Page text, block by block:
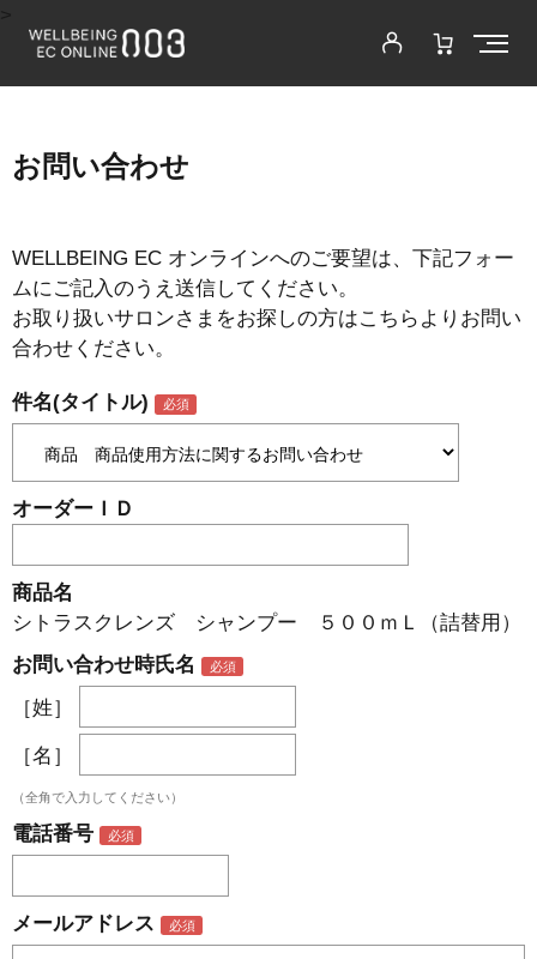
お問い合わせ
WELLBEING EC オンラインへのご要望は、下記フォー
ムにご記入のうえ送信してください。
お取り扱いサロンさまをお探しの方はこちらよりお問い
合わせください。
件名(タイトル)
オーダーＩＤ
商品名
シトラスクレンズ シャンプー ５００ｍＬ（詰替用）
お問い合わせ時氏名
［姓］
［名］
（全角で入力してください）
電話番号
メールアドレス